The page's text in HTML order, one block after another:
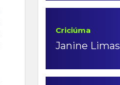
Criciúma
Janine Limas